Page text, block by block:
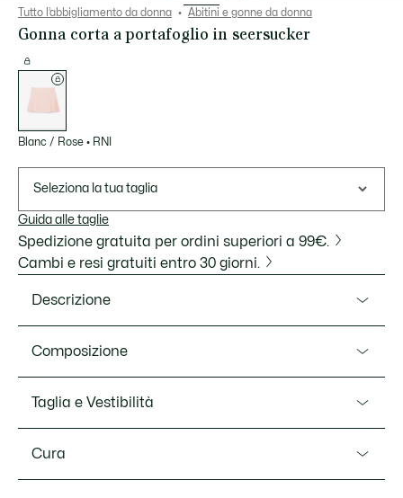
Tutto l’abbigliamento da donna Abitini e gonne da donna
Gonna corta a portafoglio in seersucker
Blanc / Rose • RNI
Seleziona la tua taglia
Guida alle taglie
Spedizione gratuita per ordini superiori a 99€.
Cambi e resi gratuiti entro 30 giorni.
Descrizione
Una rivisitazione elegante e all'avanguardia dell'iconica
testurizzato, con dettagli a righe e pannelli laterali a
portafoglio plissettati. Uno stile essenziale con dettagli di
finitura pregiati, tra cui un caratteristico coccodrillo
Composizione
Cotton (98%),Elastane (2%)
Taglia e Vestibilità
Vestibilità
Cura